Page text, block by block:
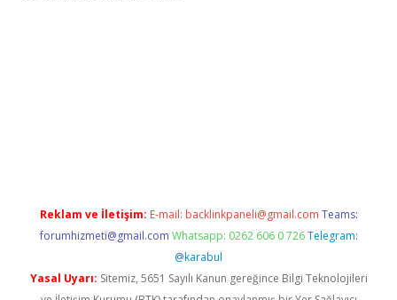
Reklam ve İletişim: E-mail: backlinkpaneli@gmail.com Teams:
forumhizmeti@gmail.com Whatsapp: 0262 606 0 726 Telegram:
@karabul
Yasal Uyarı: Sitemiz, 5651 Sayılı Kanun gereğince Bilgi Teknolojileri